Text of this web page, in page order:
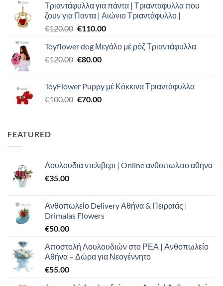
was:
€100.00.
τιμή
είναι:
€90.00.
Τριαντάφυλλα για πάντα | Τριανταφυλλα που
ζουν για Παντα | Αιώνιο Τριαντάφυλλο |
€120.00 Original
was:
€120.00.
€110.00Η
τιμή
Toyflower dog Μεγάλο μέ ρόζ Τριαντάφυλλα
€120.00 Original
€120.00.
€80.00Η
είναι:
€80.00.
ToyFlower Puppy μέ Κόκκινα Τριαντάφυλλα
€100.00 Original
€70.00Η
FEATURED
Λουλουδια ντελιβερι | Online ανθοπωλειο αθηνα
€35.00
Ανθοπωλείο Delivery Αθήνα & Πειραιάς |
Drimalas Flowers
€50.00
Αποστολή Λουλουδιών στο ΡΕΑ | Ανθοπωλείο
Αθήνα – Δώρα για Νεογέννητο
€55.00